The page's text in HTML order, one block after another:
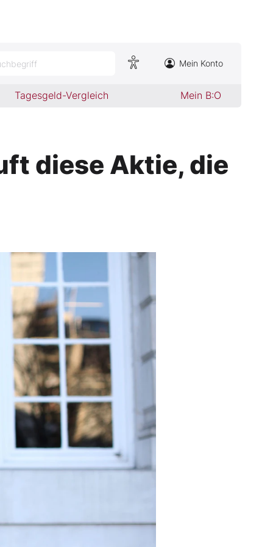
Mein Konto
Tagesgeld-Vergleich Mein B:O
diese Aktie, die